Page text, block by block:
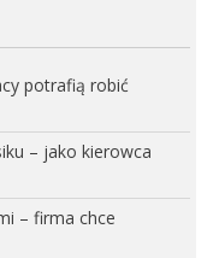
potrafią robić
– jako kierowca
– firma chce